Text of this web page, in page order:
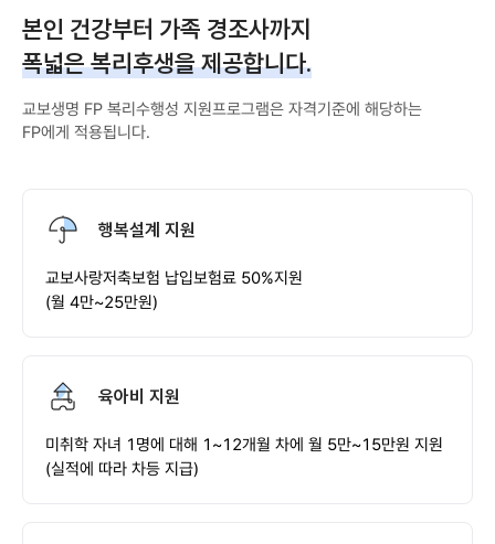
본인 건강부터 가족 경조사까지
폭넓은 복리후생을 제공합니다.
교보생명 FP 복리수행성 지원프로그램은 자격기준에 해당하는
FP에게 적용됩니다.
행복설계 지원
교보사랑저축보험 납입보험료 50%지원
(월 4만~25만원)
육아비 지원
미취학 자녀 1명에 대해 1~12개월 차에 월 5만~15만원 지원
(실적에 따라 차등 지급)